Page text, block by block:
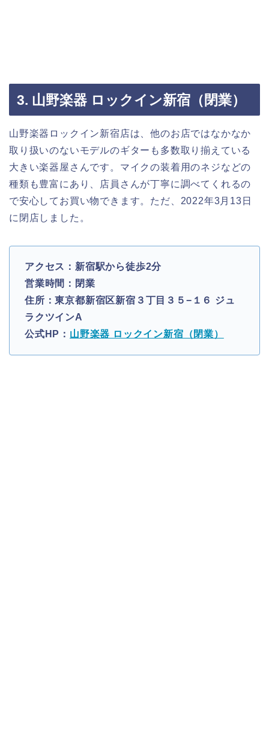
3. 山野楽器 ロックイン新宿（閉業）
山野楽器ロックイン新宿店は、他のお店ではなかなか
取り扱いのないモデルのギターも多数取り揃えている
大きい楽器屋さんです。マイクの装着用のネジなどの
種類も豊富にあり、店員さんが丁寧に調べてくれるの
で安心してお買い物できます。ただ、2022年3月13日
に閉店しました。
アクセス：新宿駅から徒歩2分
営業時間：閉業
住所：東京都新宿区新宿３丁目３５−１６ ジュ
ラクツインA
公式HP： 山野楽器 ロックイン新宿（閉業）